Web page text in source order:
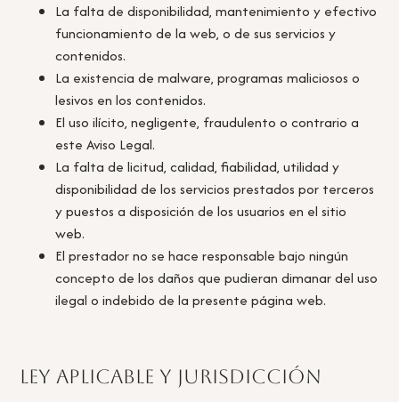
La falta de disponibilidad, mantenimiento y efectivo
funcionamiento de la web, o de sus servicios y
contenidos.
La existencia de malware, programas maliciosos o
lesivos en los contenidos.
El uso ilícito, negligente, fraudulento o contrario a
este Aviso Legal.
La falta de licitud, calidad, fiabilidad, utilidad y
disponibilidad de los servicios prestados por terceros
y puestos a disposición de los usuarios en el sitio
web.
El prestador no se hace responsable bajo ningún
concepto de los daños que pudieran dimanar del uso
ilegal o indebido de la presente página web.
Ley aplicable y jurisdicción